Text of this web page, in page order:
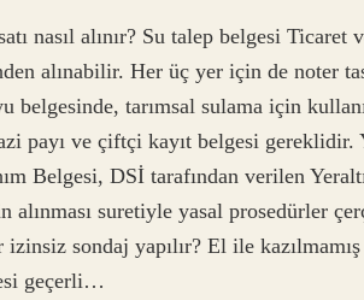
nasıl alınır? Su talep belgesi
alınabilir. Her üç yer için de noter
belgesinde, tarımsal sulama için
payı ve çiftçi kayıt belgesi gereklidir.
Belgesi, DSİ tarafından verilen
alınması suretiyle yasal prosedürler
izinsiz sondaj yapılır? El ile
geçerli…